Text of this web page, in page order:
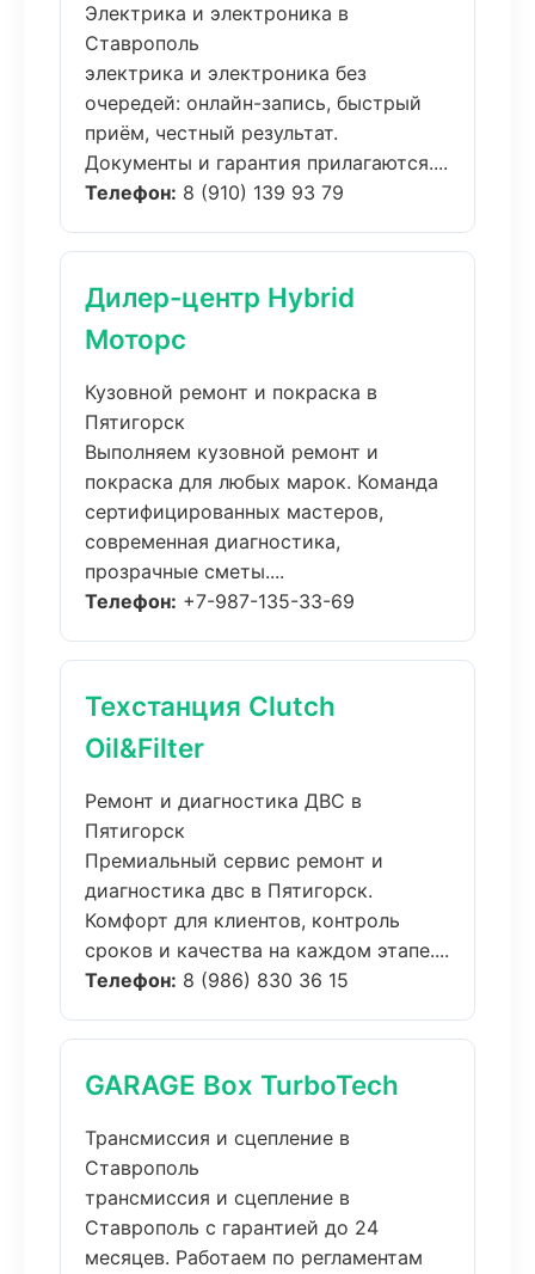
Электрика и электроника в
Ставрополь
электрика и электроника без
очередей: онлайн-запись, быстрый
приём, честный результат.
Документы и гарантия прилагаются....
Телефон: 8 (910) 139 93 79
Дилер-центр Hybrid
Моторс
Кузовной ремонт и покраска в
Пятигорск
Выполняем кузовной ремонт и
покраска для любых марок. Команда
сертифицированных мастеров,
современная диагностика,
прозрачные сметы....
Телефон: +7-987-135-33-69
Техстанция Clutch
Oil&Filter
Ремонт и диагностика ДВС в
Пятигорск
Премиальный сервис ремонт и
диагностика двс в Пятигорск.
Комфорт для клиентов, контроль
сроков и качества на каждом этапе....
Телефон: 8 (986) 830 36 15
GARAGE Box TurboTech
Трансмиссия и сцепление в
Ставрополь
трансмиссия и сцепление в
Ставрополь с гарантией до 24
месяцев. Работаем по регламентам